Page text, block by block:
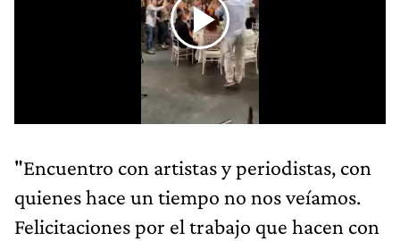
"Encuentro con artistas y periodistas, con
quienes hace un tiempo no nos veíamos.
Felicitaciones por el trabajo que hacen con